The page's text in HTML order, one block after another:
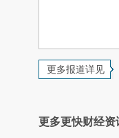
更多报道详见
更多更快财经资